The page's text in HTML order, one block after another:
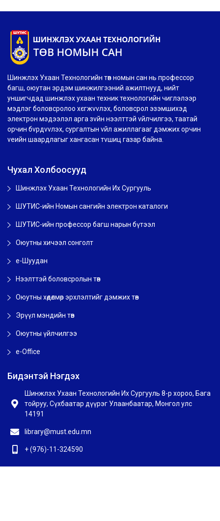
Шинжлэх Ухаан Технологийн төв номын сан нь профессор
багш, оюутан эрдэм шинжилгээний ажилтнууд, нийт
уншигчдад шинжлэх ухаан техник технологийн чиглэлээр
мэдлэг боловсролоо хєгжvvлэх, боловсрол эзэмшихэд
электрон мэдээлэл арга зvйн нээлттэй vйлчилгээ, таатай
орчин бvрдvvлэх, сургалтын vйл ажиллагааг дэмжих орчин
vеийн шаардлагыг хангасан тvшиц газар байна.
Чухал Холбоосууд
Шинжлэх Ухаан Технологийн Их Сургууль
ШУТИС-ийн Номын сангийн электрон каталоги
ШУТИС-ийн профессор багш нарын бүтээл
Оюутны хичээл сонголт
e-Шуудан
Нээлттэй боловсролын төв
Оюутны хөдөлмөр эрхлэлтийг дэмжих төв
Эрүүл мэндийн төв
Оюутны үйлчилгээ
e-Office
Бидэнтэй Нэгдэх
Шинжлэх Ухаан Технологийн Их Сургууль 8-р хороо, Бага
тойруу, Сүхбаатар дүүрэг Улаанбаатар, Монгол улс
14191
library@must.edu.mn
+ (976)-11-324590